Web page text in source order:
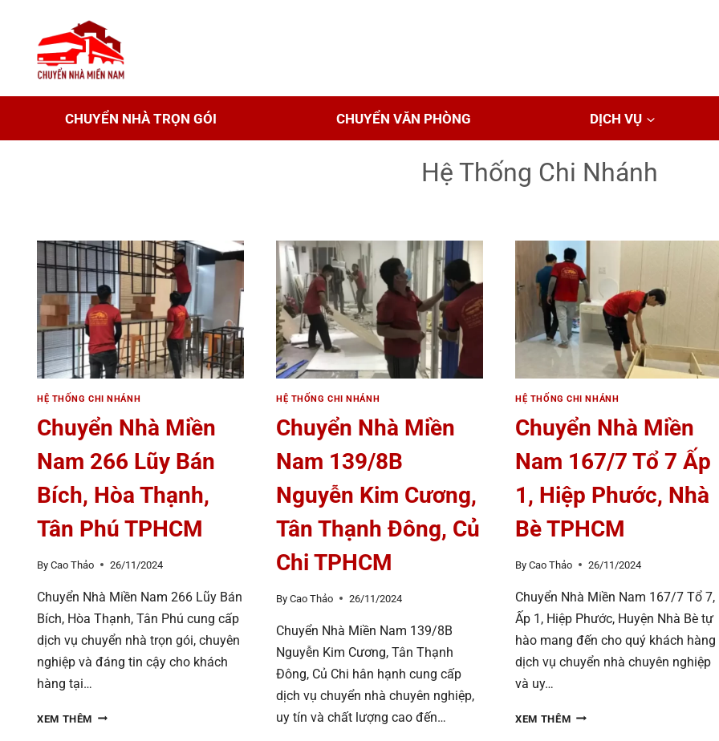
CHUYỂN NHÀ TRỌN GÓI CHUYỂN VĂN PHÒNG DỊCH VỤ
Hệ Thống Chi Nhánh
HỆ THỐNG CHI NHÁNH
Chuyển Nhà Miền
Nam 266 Lũy Bán
Bích, Hòa Thạnh,
Tân Phú TPHCM
By Cao Thảo 26/11/2024
Chuyển Nhà Miền Nam 266 Lũy Bán
Bích, Hòa Thạnh, Tân Phú cung cấp
dịch vụ chuyển nhà trọn gói, chuyên
nghiệp và đáng tin cậy cho khách
hàng tại…
XEM THÊM CHUYỂN
HỆ THỐNG CHI NHÁNH
Chuyển Nhà Miền
Nam 139/8B
Nguyễn Kim Cương,
Tân Thạnh Đông, Củ
Chi TPHCM
By Cao Thảo 26/11/2024
Chuyển Nhà Miền Nam 139/8B
Nguyễn Kim Cương, Tân Thạnh
Đông, Củ Chi hân hạnh cung cấp
dịch vụ chuyển nhà chuyên nghiệp,
uy tín và chất lượng cao đến…
HỆ THỐNG CHI NHÁNH
Chuyển Nhà Miền
Nam 167/7 Tổ 7 Ấp
1, Hiệp Phước, Nhà
Bè TPHCM
By Cao Thảo 26/11/2024
Chuyển Nhà Miền Nam 167/7 Tổ 7,
Ấp 1, Hiệp Phước, Huyện Nhà Bè tự
hào mang đến cho quý khách hàng
dịch vụ chuyển nhà chuyên nghiệp
và uy…
XEM THÊMCHUYỂN